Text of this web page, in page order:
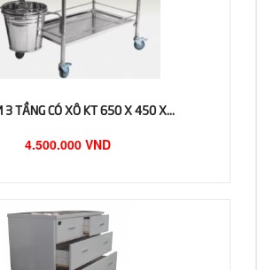
3 TẦNG CÓ XÔ KT 650 X 450 X...
4.500.000 VND